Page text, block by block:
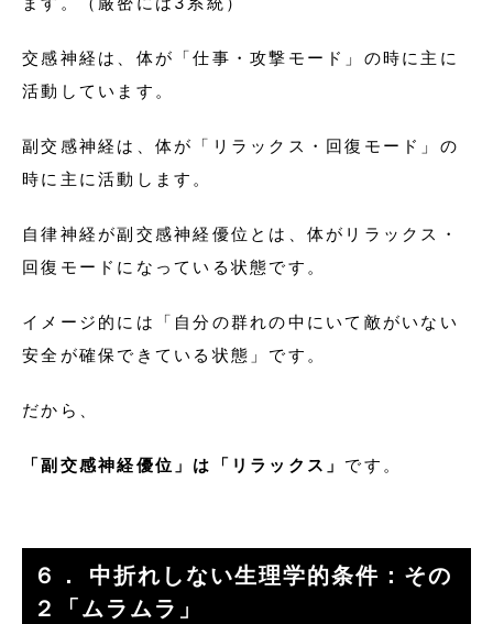
交感神経は、体が「仕事・攻撃モード」の時に主に
活動しています。
副交感神経は、体が「リラックス・回復モード」の
時に主に活動します。
自律神経が副交感神経優位とは、体がリラックス・
回復モードになっている状態です。
イメージ的には「自分の群れの中にいて敵がいない
安全が確保できている状態」です。
だから、
「副交感神経優位」は「リラックス」 です。
６． 中折れしない生理学的条件：その
２「ムラムラ」